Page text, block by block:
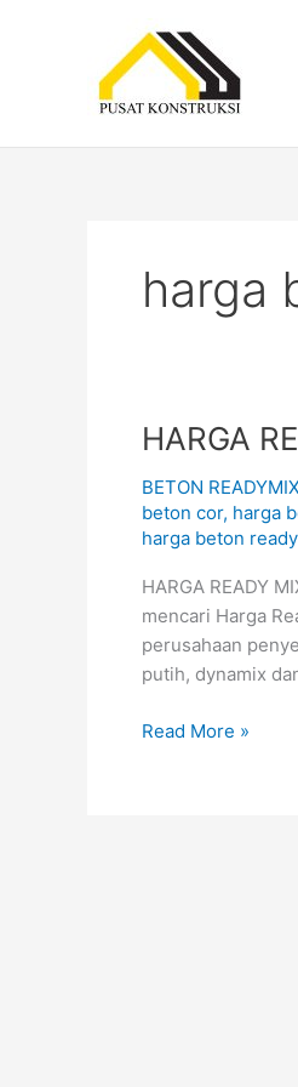
harga
HARGA
BETON READYMIX
beton cor, harga
harga beton
HARGA READY
mencari Harga
perusahaan
putih, dynamix
HARGA
MIX
JAKARTA
TERBARU
August
2026
Read More »